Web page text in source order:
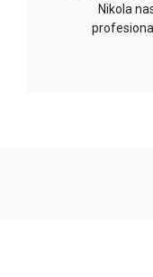
Nikola